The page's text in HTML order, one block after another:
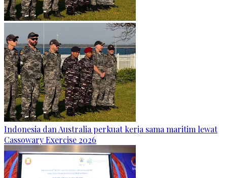
Indonesia dan Australia perkuat kerja sama maritim lewat
Cassowary Exercise 2026